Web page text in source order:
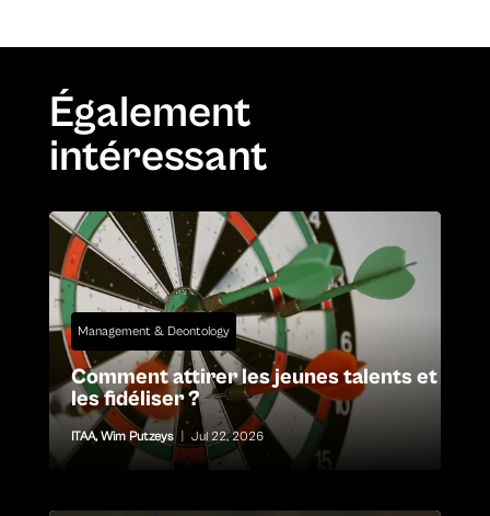
Également
intéressant
Management & Deontology
Comment attirer les jeunes talents et
les fidéliser ?
ITAA, Wim Putzeys Jul 22, 2026